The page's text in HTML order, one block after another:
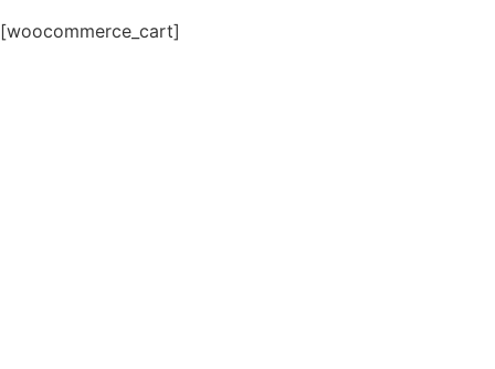
[woocommerce_cart]